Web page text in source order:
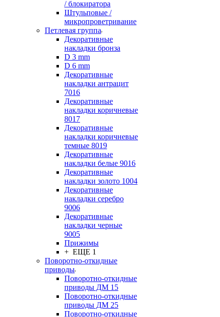
/ блокиратора
Штульповые /
микропроветривание
Петлевая группа
Декоративные
накладки бронза
D 3 mm
D 6 mm
Декоративные
накладки антрацит
7016
Декоративные
накладки коричневые
8017
Декоративные
накладки коричневые
темные 8019
Декоративные
накладки белые 9016
Декоративные
накладки золото 1004
Декоративные
накладки серебро
9006
Декоративные
накладки черные
9005
Прижимы
+ ЕЩЕ 1
Поворотно-откидные
приводы
Поворотно-откидные
приводы ДМ 15
Поворотно-откидные
приводы ДМ 25
Поворотно-откидные